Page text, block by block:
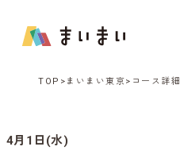
TOP まいまい東京 コース詳細
4月1日(水)